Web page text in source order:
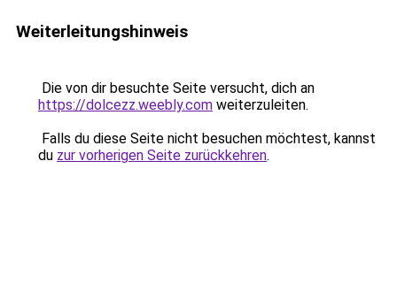
Weiterleitungshinweis
Die von dir besuchte Seite versucht, dich an
https://dolcezz.weebly.com weiterzuleiten.
Falls du diese Seite nicht besuchen möchtest, kannst
du zur vorherigen Seite zurückkehren.